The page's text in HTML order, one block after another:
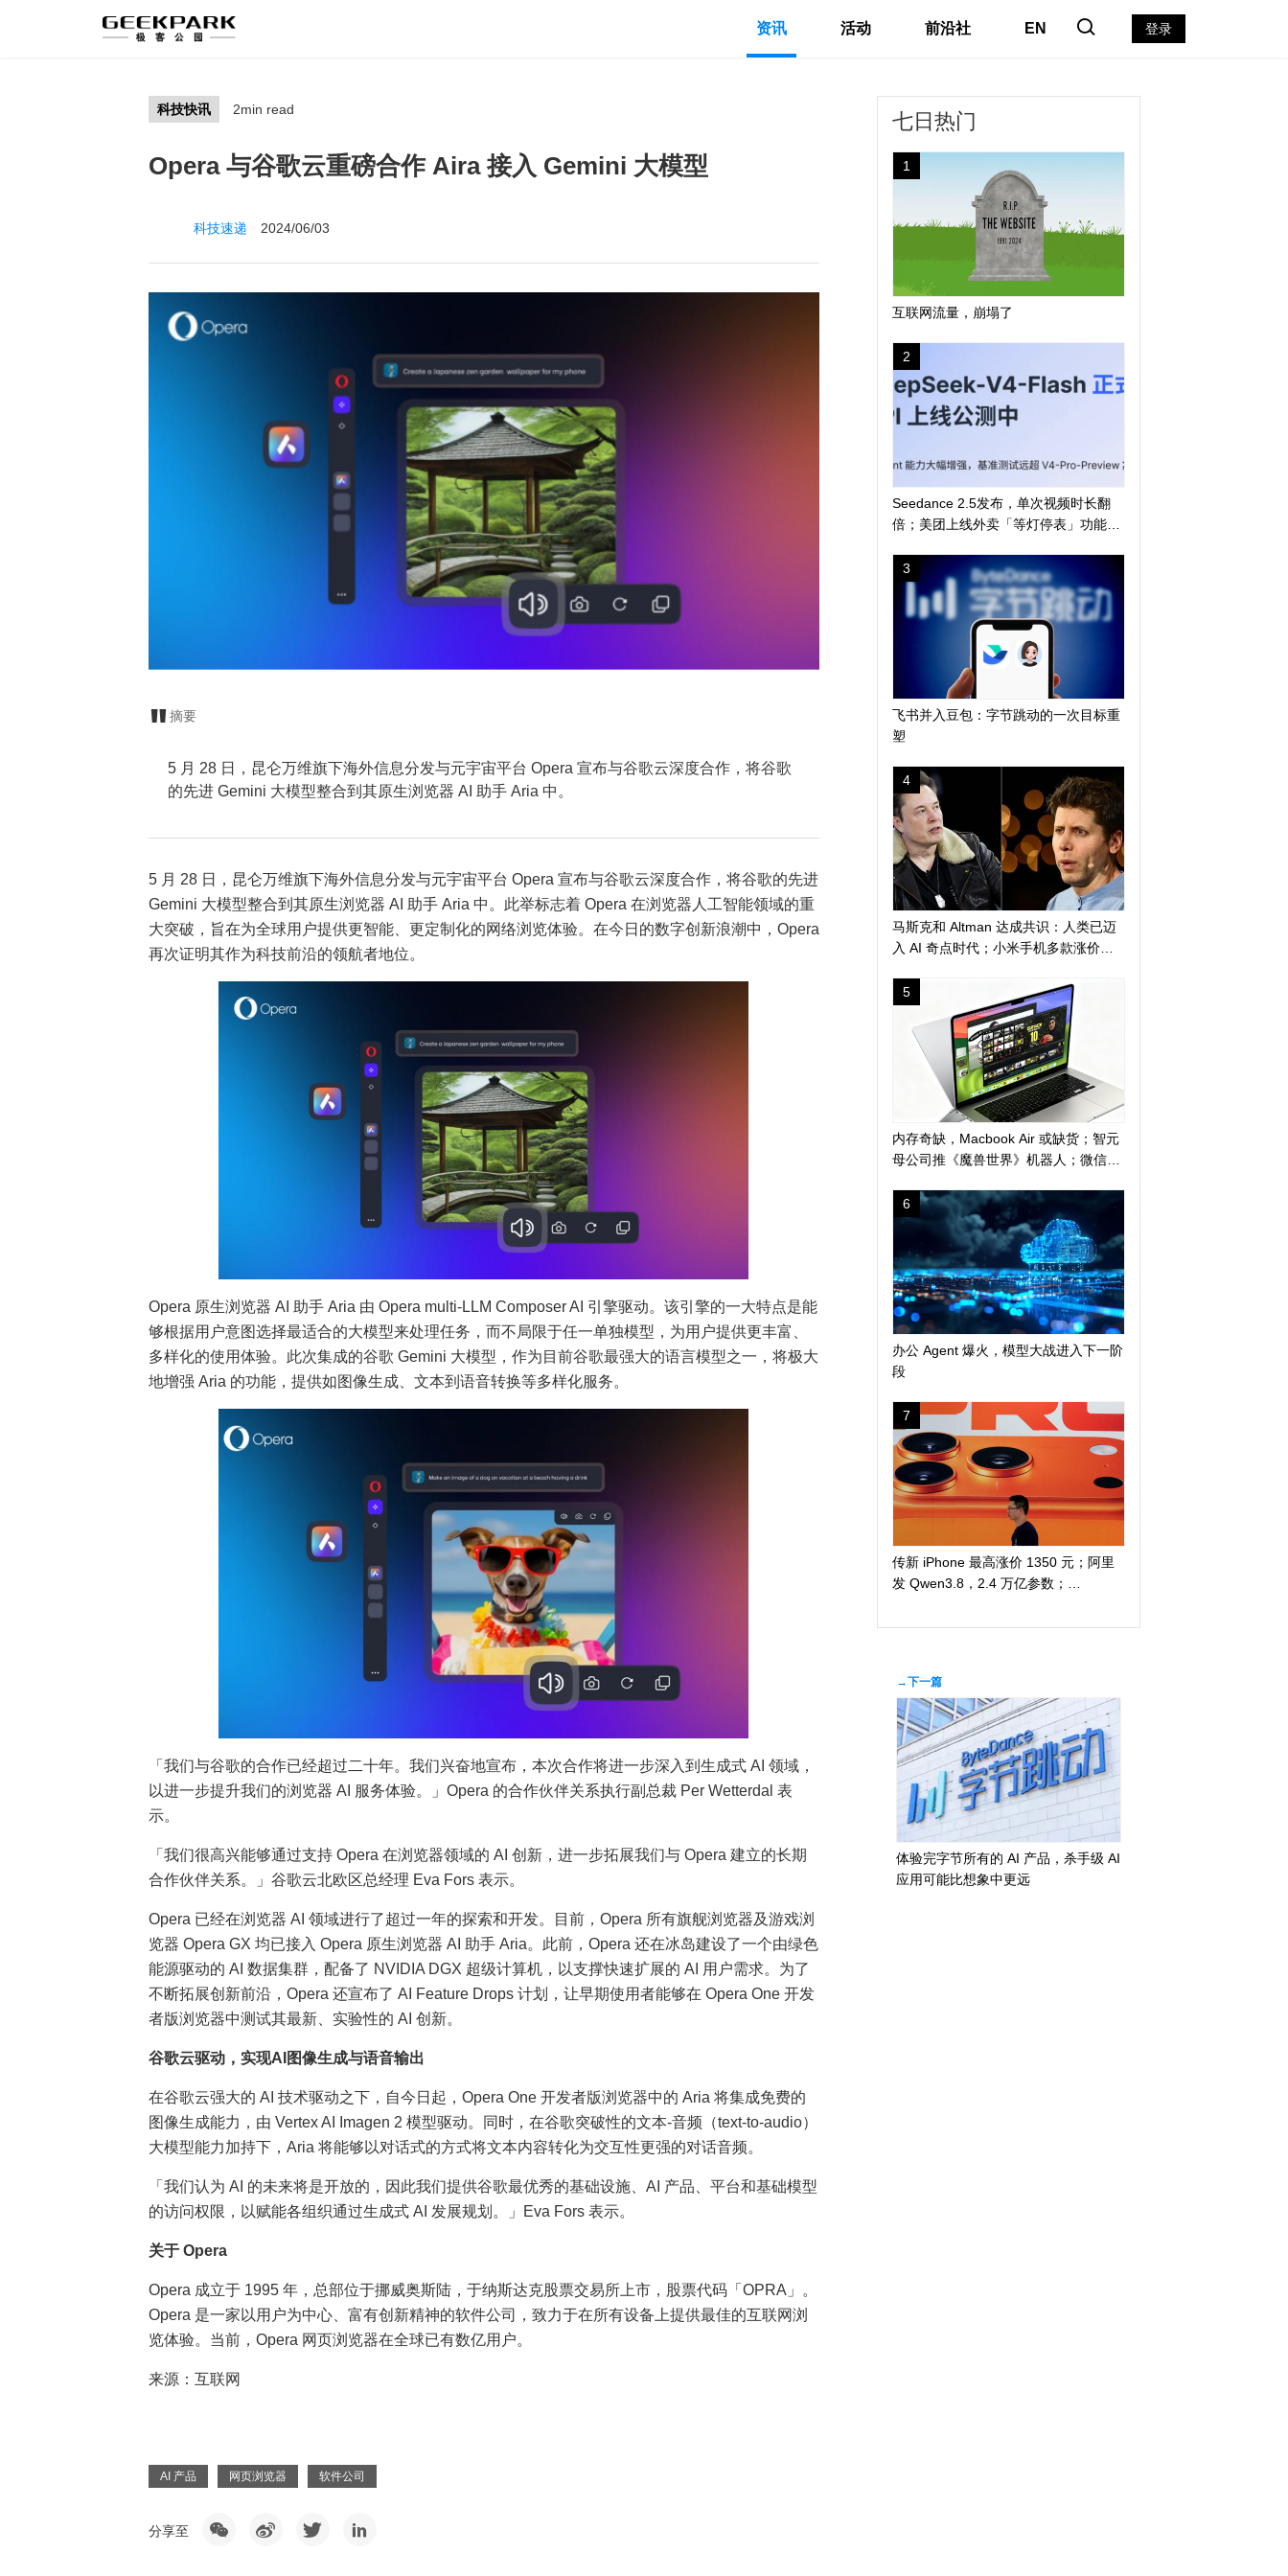
资讯 活动 前沿社 EN 登录
科技快讯 2min read
Opera 与谷歌云重磅合作 Aira 接入 Gemini 大模型
科技速递 2024/06/03
摘要
5 月 28 日，昆仑万维旗下海外信息分发与元宇宙平台 Opera 宣布与谷歌云深度合作，将谷歌
的先进 Gemini 大模型整合到其原生浏览器 AI 助手 Aria 中。
5 月 28 日，昆仑万维旗下海外信息分发与元宇宙平台 Opera 宣布与谷歌云深度合作，将谷歌的先进
Gemini 大模型整合到其原生浏览器 AI 助手 Aria 中。此举标志着 Opera 在浏览器人工智能领域的重
大突破，旨在为全球用户提供更智能、更定制化的网络浏览体验。在今日的数字创新浪潮中，Opera
再次证明其作为科技前沿的领航者地位。
Opera 原生浏览器 AI 助手 Aria 由 Opera multi-LLM Composer AI 引擎驱动。该引擎的一大特点是能
够根据用户意图选择最适合的大模型来处理任务，而不局限于任一单独模型，为用户提供更丰富、
多样化的使用体验。此次集成的谷歌 Gemini 大模型，作为目前谷歌最强大的语言模型之一，将极大
地增强 Aria 的功能，提供如图像生成、文本到语音转换等多样化服务。
「我们与谷歌的合作已经超过二十年。我们兴奋地宣布，本次合作将进一步深入到生成式 AI 领域，
以进一步提升我们的浏览器 AI 服务体验。」Opera 的合作伙伴关系执行副总裁 Per Wetterdal 表
示。
「我们很高兴能够通过支持 Opera 在浏览器领域的 AI 创新，进一步拓展我们与 Opera 建立的长期
合作伙伴关系。」谷歌云北欧区总经理 Eva Fors 表示。
Opera 已经在浏览器 AI 领域进行了超过一年的探索和开发。目前，Opera 所有旗舰浏览器及游戏浏
览器 Opera GX 均已接入 Opera 原生浏览器 AI 助手 Aria。此前，Opera 还在冰岛建设了一个由绿色
能源驱动的 AI 数据集群，配备了 NVIDIA DGX 超级计算机，以支撑快速扩展的 AI 用户需求。为了
不断拓展创新前沿，Opera 还宣布了 AI Feature Drops 计划，让早期使用者能够在 Opera One 开发
者版浏览器中测试其最新、实验性的 AI 创新。
谷歌云驱动， 实现AI 图像生成与语音输出
在谷歌云强大的 AI 技术驱动之下，自今日起，Opera One 开发者版浏览器中的 Aria 将集成免费的
图像生成能力，由 Vertex AI Imagen 2 模型驱动。同时，在谷歌突破性的文本-音频（text-to-audio）
大模型能力加持下，Aria 将能够以对话式的方式将文本内容转化为交互性更强的对话音频。
「我们认为 AI 的未来将是开放的，因此我们提供谷歌最优秀的基础设施、AI 产品、平台和基础模型
的访问权限，以赋能各组织通过生成式 AI 发展规划。」Eva Fors 表示。
关于 Opera
Opera 成立于 1995 年，总部位于挪威奥斯陆，于纳斯达克股票交易所上市，股票代码「OPRA」。
Opera 是一家以用户为中心、富有创新精神的软件公司，致力于在所有设备上提供最佳的互联网浏
览体验。当前，Opera 网页浏览器在全球已有数亿用户。
来源：互联网
AI 产品 网页浏览器 软件公司
分享至
七日热门
1
互联网流量，崩塌了
2
Seedance 2.5发布，单次视频时长翻
倍；美团上线外卖「等灯停表」功能；
3
飞书并入豆包：字节跳动的一次目标重
塑
4
马斯克和 Altman 达成共识：人类已迈
入 AI 奇点时代；小米手机多款涨价
致产品延期发布
5
内存奇缺，Macbook Air 或缺货；智元
母公司推《魔兽世界》机器人；微信地
6
办公 Agent 爆火，模型大战进入下一阶
段
7
传新 iPhone 最高涨价 1350 元；阿里
发 Qwen3.8，2.4 万亿参数；
→下一篇
体验完字节所有的 AI 产品，杀手级 AI
应用可能比想象中更远